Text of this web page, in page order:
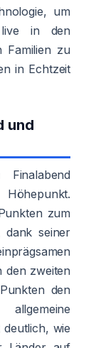
um
live in den
Familien zu
in Echtzeit
und
zum
dank seiner
den zweiten
den
deutlich, wie